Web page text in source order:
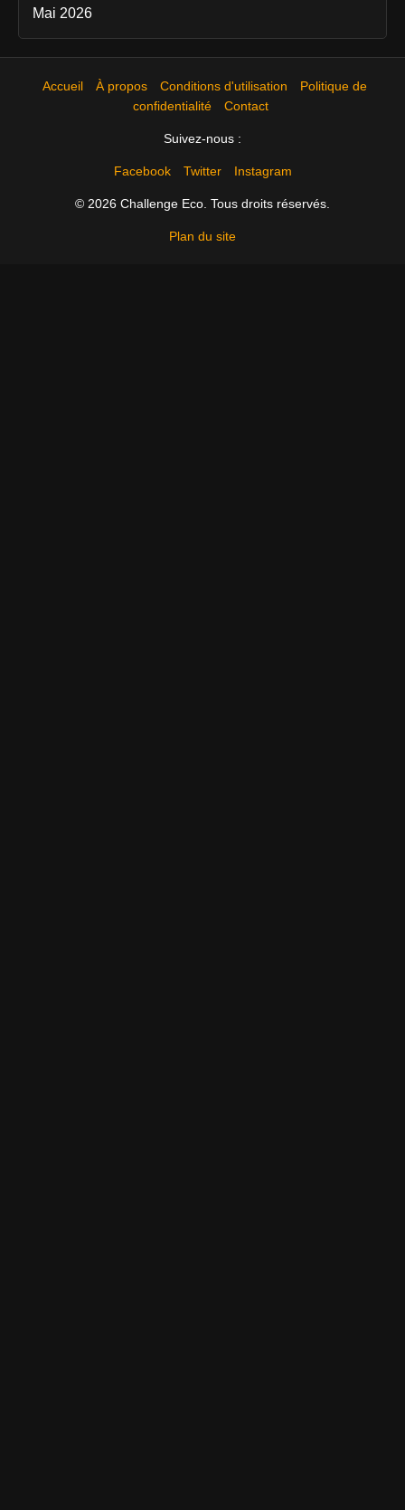
Mai 2026
Accueil À propos Conditions d'utilisation
Politique de
confidentialité
Contact
Suivez-nous :
Facebook Twitter Instagram
© 2026 Challenge Eco. Tous droits réservés.
Plan du site